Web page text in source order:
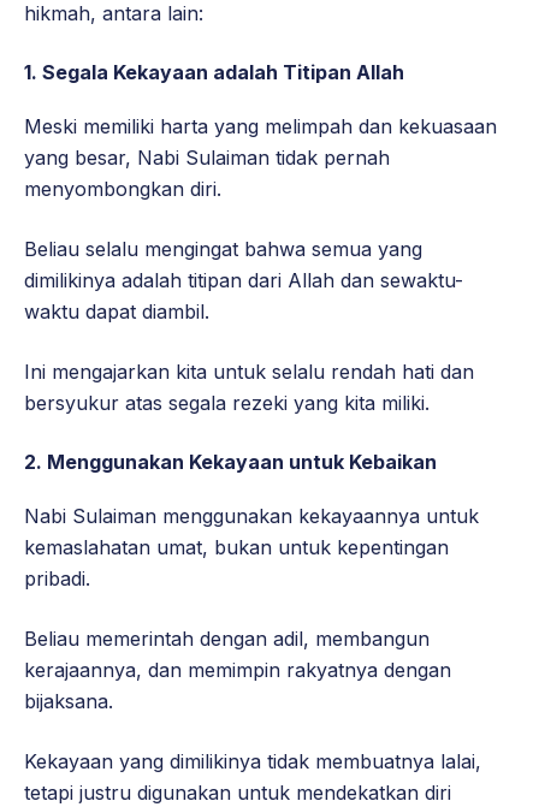
hikmah, antara lain:
1. Segala Kekayaan adalah Titipan Allah
Meski memiliki harta yang melimpah dan kekuasaan
yang besar, Nabi Sulaiman tidak pernah
menyombongkan diri.
Beliau selalu mengingat bahwa semua yang
dimilikinya adalah titipan dari Allah dan sewaktu-
waktu dapat diambil.
Ini mengajarkan kita untuk selalu rendah hati dan
bersyukur atas segala rezeki yang kita miliki.
2. Menggunakan Kekayaan untuk Kebaikan
Nabi Sulaiman menggunakan kekayaannya untuk
kemaslahatan umat, bukan untuk kepentingan
pribadi.
Beliau memerintah dengan adil, membangun
kerajaannya, dan memimpin rakyatnya dengan
bijaksana.
Kekayaan yang dimilikinya tidak membuatnya lalai,
tetapi justru digunakan untuk mendekatkan diri